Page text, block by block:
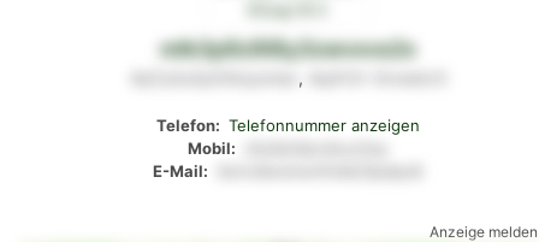
mlk3p9z9l8y3zwvxvs2x
,
Telefon: Telefonnummer anzeigen
Mobil:
E-Mail:
Anzeige melden